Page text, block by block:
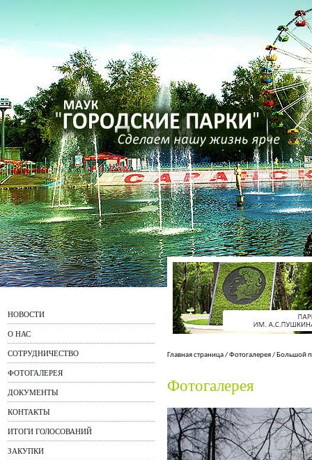
НОВОСТИ
О НАС
СОТРУДНИЧЕСТВО
ФОТОГАЛЕРЕЯ
ДОКУМЕНТЫ
КОНТАКТЫ
ИТОГИ ГОЛОСОВАНИЙ
ЗАКУПКИ
Главная страница/Фотогалерея/ Большой
Фотогалерея